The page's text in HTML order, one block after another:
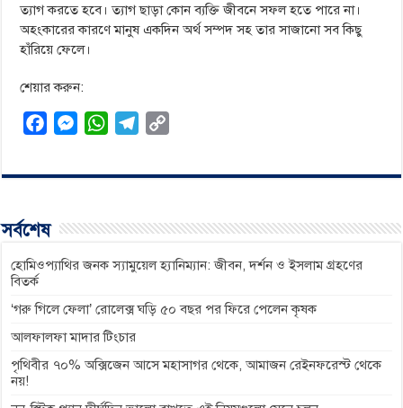
ত্যাগ করতে হবে। ত্যাগ ছাড়া কোন ব্যক্তি জীবনে সফল হতে পারে না।
অহংকারের কারণে মানুষ একদিন অর্থ সম্পদ সহ তার সাজানো সব কিছু
হাঁরিয়ে ফেলে।
শেয়ার করুন:
o
o
M
n
g
r
W
A
p
r
a
i
n
সর্বশেষ
হোমিওপ্যাথির জনক স্যামুয়েল হ্যানিম্যান: জীবন, দর্শন ও ইসলাম গ্রহণের
বিতর্ক
‘গরু গিলে ফেলা’ রোলেক্স ঘড়ি ৫০ বছর পর ফিরে পেলেন কৃষক
আলফালফা মাদার টিংচার
পৃথিবীর ৭০% অক্সিজেন আসে মহাসাগর থেকে, আমাজন রেইনফরেস্ট থেকে
নয়!